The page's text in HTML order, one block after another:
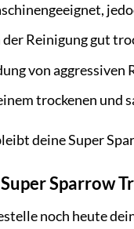
der Reinigung gut
von
trockenen und
deine Super
Sparrow
noch heute